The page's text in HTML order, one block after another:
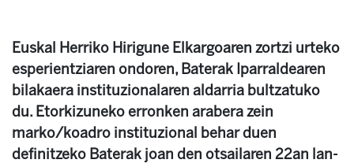
Euskal Herriko Hirigune Elkargoaren zortzi urteko
esperientziaren ondoren, Baterak Iparraldearen
bilakaera instituzionalaren aldarria bultzatuko
du. Etorkizuneko erronken arabera zein
marko/koadro instituzional behar duen
definitzeko Baterak joan den otsailaren 22an lan-